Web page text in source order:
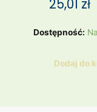
25,01 zł
Dostępność:
ilość
SUKIENKADodaj do